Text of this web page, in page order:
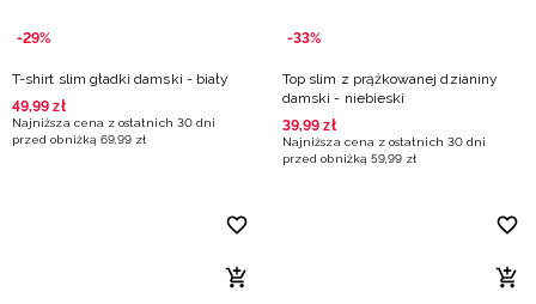
-29%
T-shirt slim gładki damski - biały
49,99 zł
Najniższa cena z ostatnich 30 dni
przed obniżką 69,99 zł
-33%
Top slim z prążkowanej dzianiny
damski - niebieski
39,99 zł
Najniższa cena z ostatnich 30 dni
przed obniżką 59,99 zł